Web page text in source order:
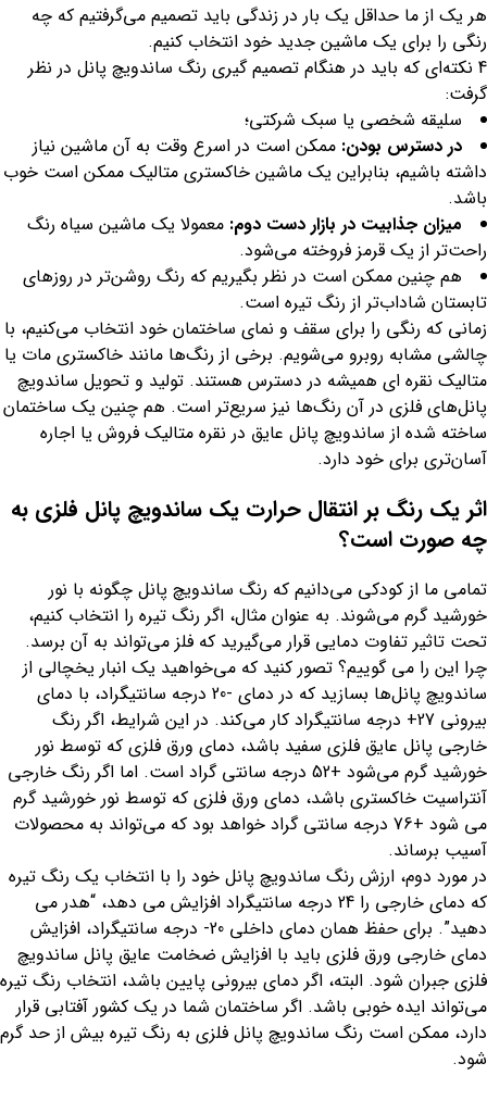
هر یک از ما حداقل یک بار در زندگی باید تصمیم می‌گرفتیم که چه
رنگی را برای یک ماشین جدید خود انتخاب کنیم.
4 نکته‌ای که باید در هنگام تصمیم گیری رنگ ساندویچ پانل در نظر
گرفت:
سلیقه شخصی یا سبک شرکتی؛
در دسترس بودن: ممکن است در اسرع وقت به آن ماشین نیاز
داشته باشیم، بنابراین یک ماشین خاکستری متالیک ممکن است خوب
باشد.
میزان جذابیت در بازار دست دوم: معمولا یک ماشین سیاه رنگ
راحت‌تر از یک قرمز فروخته می‌شود.
هم چنین ممکن است در نظر بگیریم که رنگ روشن‌تر در روزهای
تابستان شاداب‌تر از رنگ تیره است.
زمانی که رنگی را برای سقف و نمای ساختمان خود انتخاب می‌کنیم، با
چالشی مشابه روبرو می‌شویم. برخی از رنگ‌ها مانند خاکستری مات یا
متالیک نقره ای همیشه در دسترس هستند. تولید و تحویل ساندویچ
پانل‌های فلزی در آن رنگ‌ها نیز سریع‌تر است. هم چنین یک ساختمان
ساخته شده از ساندویچ پانل عایق در نقره متالیک فروش یا اجاره
آسان‌تری برای خود دارد.
اثر یک رنگ بر انتقال حرارت یک ساندویچ پانل فلزی به
چه صورت است؟
تمامی ما از کودکی می‌دانیم که رنگ ساندویچ پانل چگونه با نور
خورشید گرم می‌شوند. به عنوان مثال، اگر رنگ تیره را انتخاب کنیم،
تحت تاثیر تفاوت دمایی قرار می‌گیرید که فلز می‌تواند به آن برسد.
چرا این را می گوییم؟ تصور کنید که می‌خواهید یک انبار یخچالی از
ساندویچ پانل‌ها بسازید که در دمای -20 درجه سانتیگراد، با دمای
بیرونی 27+ درجه سانتیگراد کار می‌کند. در این شرایط، اگر رنگ
خارجی پانل عایق فلزی سفید باشد، دمای ورق فلزی که توسط نور
خورشید گرم می‌شود +52 درجه سانتی گراد است. اما اگر رنگ خارجی
آنتراسیت خاکستری باشد، دمای ورق فلزی که توسط نور خورشید گرم
می شود +76 درجه سانتی گراد خواهد بود که می‌تواند به محصولات
آسیب برساند.
در مورد دوم، ارزش رنگ ساندویچ پانل خود را با انتخاب یک رنگ تیره
که دمای خارجی را 24 درجه سانتیگراد افزایش می دهد، “هدر می
دهید”. برای حفظ همان دمای داخلی 20- درجه سانتیگراد، افزایش
دمای خارجی ورق فلزی باید با افزایش ضخامت عایق پانل ساندویچ
فلزی جبران شود. البته، اگر دمای بیرونی پایین باشد، انتخاب رنگ تیره
می‌تواند ایده خوبی باشد. اگر ساختمان شما در یک کشور آفتابی قرار
دارد، ممکن است رنگ ساندویچ پانل فلزی به رنگ تیره بیش از حد گرم
شود.